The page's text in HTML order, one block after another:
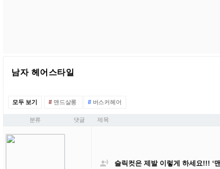
남자 헤어스타일
모두 보기 # 맨드살롱 #버스커헤어
분류 댓글 제목
 슬릭컷은 제발 이렇게 하세요!!! ‘